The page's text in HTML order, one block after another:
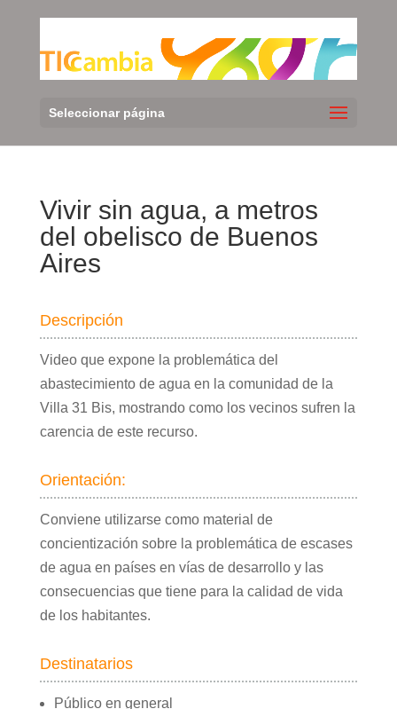
Seleccionar página
Vivir sin agua, a metros
del obelisco de Buenos
Aires
Descripción
Video que expone la problemática del
abastecimiento de agua en la comunidad de la
Villa 31 Bis, mostrando como los vecinos sufren la
carencia de este recurso.
Orientación:
Conviene utilizarse como material de
concientización sobre la problemática de escases
de agua en países en vías de desarrollo y las
consecuencias que tiene para la calidad de vida
de los habitantes.
Destinatarios
Público en general